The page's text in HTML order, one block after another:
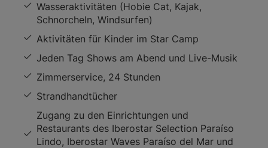
Wasseraktivitäten (Hobie Cat, Kajak,
Schnorcheln, Windsurfen)
Aktivitäten für Kinder im Star Camp
Jeden Tag Shows am Abend und Live-Musik
Zimmerservice, 24 Stunden
Strandhandtücher
Zugang zu den Einrichtungen und
Restaurants des Iberostar Selection Paraíso
Lindo, Iberostar Waves Paraíso del Mar und